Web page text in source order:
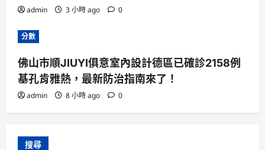
admin 3 小時 ago 0
分數
佛山市順JIUYI俱意室內設計德區已確診2158例
基孔肯雅熱，最新防治指南來了！
admin 8 小時 ago 0
搜尋